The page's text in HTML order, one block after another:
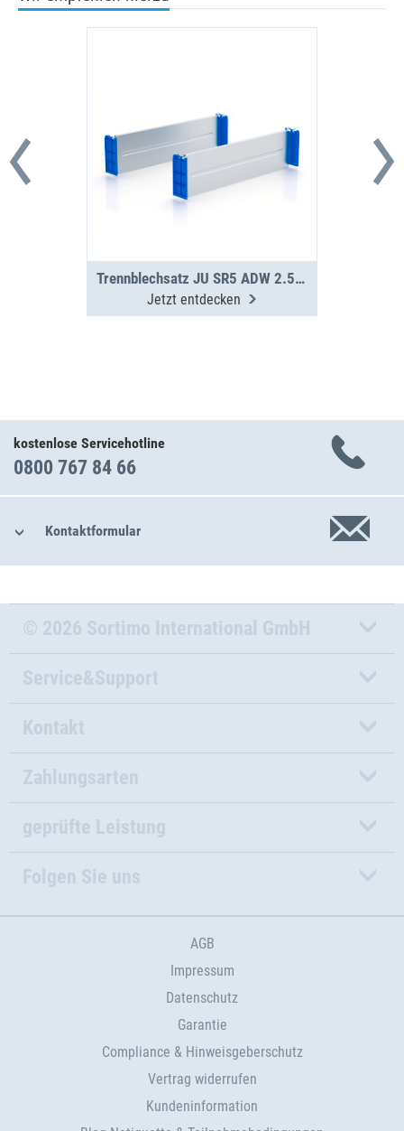
Trennblechsatz JU SR5 ADW 2.5 T7-16
Jetzt entdecken
kostenlose Servicehotline
0800 767 84 66
Kontaktformular
© 2026 Sortimo International GmbH
Service&Support
Kontakt
Zahlungsarten
geprüfte Leistung
Folgen Sie uns
AGB
Impressum
Datenschutz
Garantie
Compliance & Hinweisgeberschutz
Vertrag widerrufen
Kundeninformation